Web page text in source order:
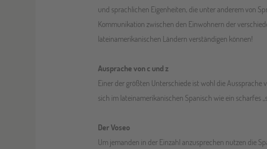
und sprachlichen Eigenheiten, die unter anderem von
Kommunikation zwischen den Einwohnern der
lateinamerikanischen Ländern verständigen können!
Ausprache von c und z
Einer der größten Unterschiede ist wohl die Aussprache
sich im lateinamerikanischen Spanisch wie ein scharfes
Der Voseo
Um jemanden in der Einzahl anzusprechen nutzen die